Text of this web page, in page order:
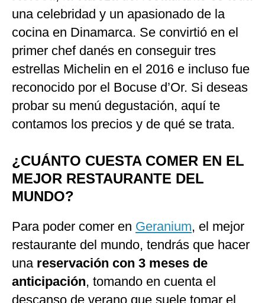
una celebridad y un apasionado de la
cocina en Dinamarca. Se convirtió en el
primer chef danés en conseguir tres
estrellas Michelin en el 2016 e incluso fue
reconocido por el Bocuse d’Or. Si deseas
probar su menú degustación, aquí te
contamos los precios y de qué se trata.
¿CUÁNTO CUESTA COMER EN EL
MEJOR RESTAURANTE DEL
MUNDO?
Para poder comer en Geranium, el mejor
restaurante del mundo, tendrás que hacer
una reservación con 3 meses de
anticipación, tomando en cuenta el
descanso de verano que suele tomar el